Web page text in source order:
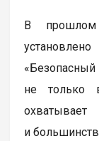
В прошлом
не только
и